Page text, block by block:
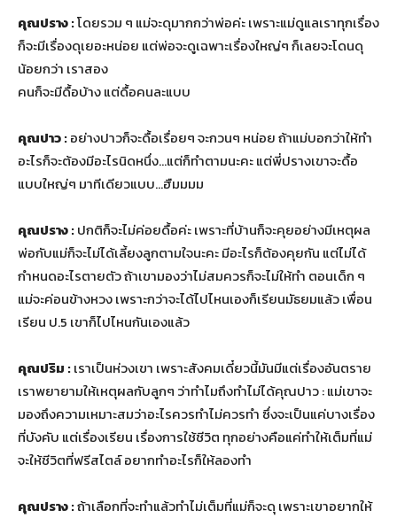
คุณปราง :โดยรวม ๆ แม่จะดุมากกว่าพ่อค่ะ เพราะแม่ดูแลเราทุกเรื่อง
ก็จะมีเรื่องดุเยอะหน่อย แต่พ่อจะดูเฉพาะเรื่องใหญ่ๆ ก็เลยจะโดนดุ
น้อยกว่า เราสอง
คนก็จะมีดื้อบ้าง แต่ดื้อคนละแบบ
คุณปาว :อย่างปาวก็จะดื้อเรื่อยๆ จะกวนๆ หน่อย ถ้าแม่บอกว่าให้ทำ
อะไรก็จะต้องมีอะไรนิดหนึ่ง…แต่ก็ทำตามนะคะ แต่พี่ปรางเขาจะดื้อ
แบบใหญ่ๆ มาทีเดียวแบบ…ฮืมมมม
คุณปราง :ปกติก็จะไม่ค่อยดื้อค่ะ เพราะที่บ้านก็จะคุยอย่างมีเหตุผล
พ่อกับแม่ก็จะไม่ได้เลี้ยงลูกตามใจนะคะ มีอะไรก็ต้องคุยกัน แต่ไม่ได้
กำหนดอะไรตายตัว ถ้าเขามองว่าไม่สมควรก็จะไม่ให้ทำ ตอนเด็ก ๆ
แม่จะค่อนข้างหวง เพราะกว่าจะได้ไปไหนเองก็เรียนมัธยมแล้ว เพื่อน
เรียน ป.5 เขาก็ไปไหนกันเองแล้ว
คุณปริม :เราเป็นห่วงเขา เพราะสังคมเดี๋ยวนี้มันมีแต่เรื่องอันตราย
เราพยายามให้เหตุผลกับลูกๆ ว่าทำไมถึงทำไม่ได้คุณปาว : แม่เขาจะ
มองถึงความเหมาะสมว่าอะไรควรทำไม่ควรทำ ซึ่งจะเป็นแค่บางเรื่อง
ที่บังคับ แต่เรื่องเรียน เรื่องการใช้ชีวิต ทุกอย่างคือแค่ทำให้เต็มที่แม่
จะให้ชีวิตที่ฟรีสไตล์ อยากทำอะไรก็ให้ลองทำ
คุณปราง :ถ้าเลือกที่จะทำแล้วทำไม่เต็มที่แม่ก็จะดุ เพราะเขาอยากให้